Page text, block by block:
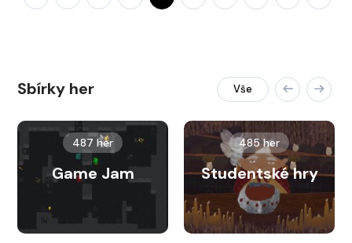
Sbírky her Vše
487 her
Game Jam
485 her
Studentské hry